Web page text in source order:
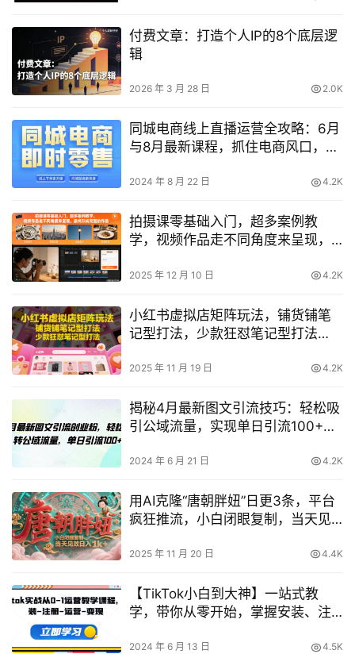
付费文章：打造个人IP的8个底层逻
辑
2026 年 3 月 28 日 2.0K
同城电商线上直播运营全攻略：6月
与8月最新课程，抓住电商风口，解
2024 年 8 月 22 日 4.2K
拍摄课零基础入门，超多案例教
学，视频作品走不同角度来呈现，
2025 年 12 月 10 日 4.2K
小红书虚拟店矩阵玩法，铺货铺笔
记型打法，少款狂怼笔记型打法
2025 年 11 月 19 日 4.2K
揭秘4月最新图文引流技巧：轻松吸
引公域流量，实现单日引流100+创
2024 年 6 月 21 日 4.2K
用AI克隆“唐朝胖妞”日更3条，平台
疯狂推流，小白闭眼复制，当天见
2025 年 11 月 20 日 4.4K
【TikTok小白到大神】一站式教
学，带你从零开始，掌握安装、注
2024 年 6 月 13 日 4.5K